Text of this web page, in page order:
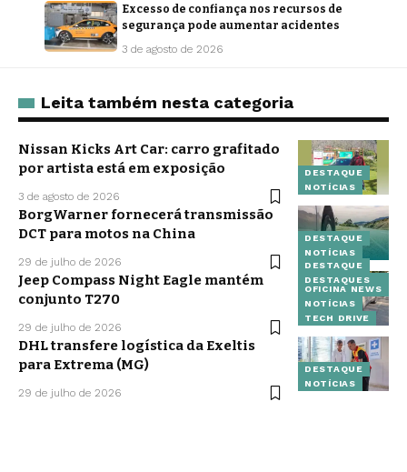
Excesso de confiança nos recursos de
segurança pode aumentar acidentes
3 de agosto de 2026
Leita também nesta categoria
DESTAQUE
NOTÍCIAS
Nissan Kicks Art Car: carro grafitado
por artista está em exposição
3 de agosto de 2026
DESTAQUE
NOTÍCIAS
BorgWarner fornecerá transmissão
DCT para motos na China
29 de julho de 2026
DESTAQUE
DESTAQUES
OFICINA NEWS
NOTÍCIAS
TECH DRIVE
Jeep Compass Night Eagle mantém
conjunto T270
29 de julho de 2026
DESTAQUE
NOTÍCIAS
DHL transfere logística da Exeltis
para Extrema (MG)
29 de julho de 2026